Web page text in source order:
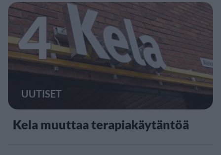
4
UUTISET
Kela muuttaa terapiakäytäntöä